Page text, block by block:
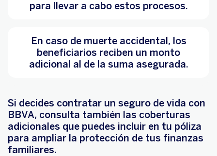
para llevar a cabo estos procesos.
En caso de muerte accidental, los
beneficiarios reciben un monto
adicional al de la suma asegurada.
Si decides contratar un seguro de vida con
BBVA, consulta también las coberturas
adicionales que puedes incluir en tu póliza
para ampliar la protección de tus finanzas
familiares.